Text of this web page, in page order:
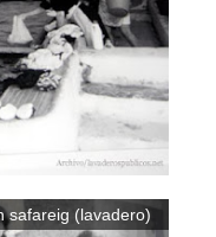
safareig (lavadero)